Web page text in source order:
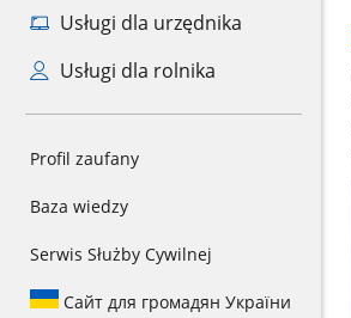
Usługi dla urzędnika
Usługi dla rolnika
Profil zaufany
Baza wiedzy
Serwis Służby Cywilnej
Сайт для громадян України